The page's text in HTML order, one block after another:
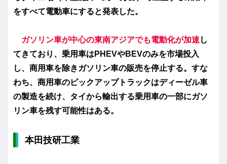
をすべて電動車にすると発表した。
ガソリン車が中心の東南アジアでも電動化が加速 し
てきており、乗用車はPHEVやBEVのみを市場投入
し、商用車を除きガソリン車の販売を停止する。すな
わち、商用車のピックアップトラックはディーゼル車
の製造を続け、タイから輸出する乗用車の一部にガソ
リン車を残す可能性はある。
本田技研工業